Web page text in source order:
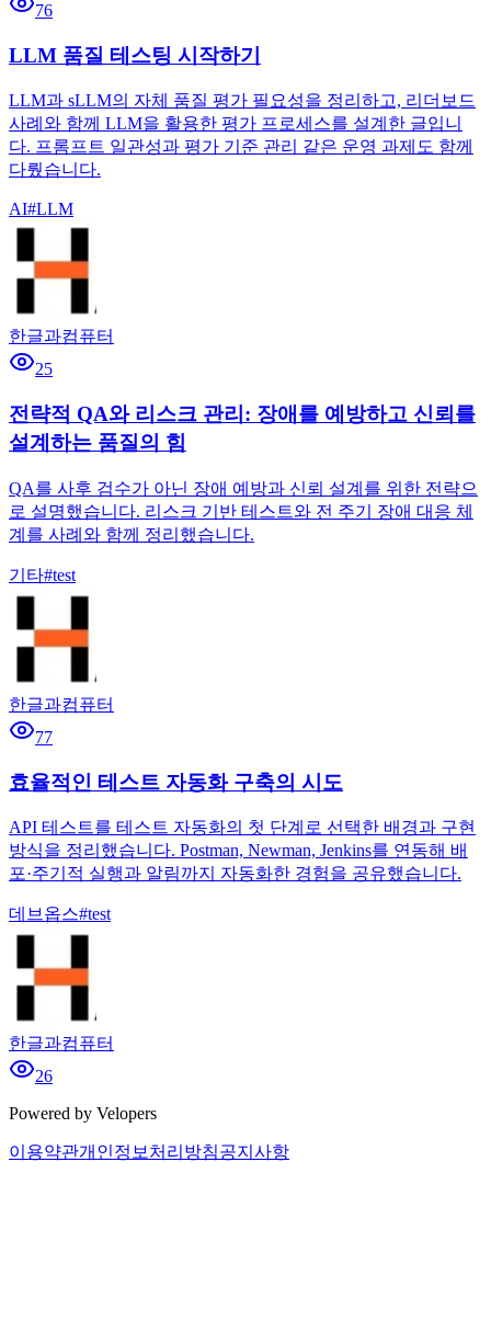
76
LLM 품질 테스팅 시작하기
LLM과 sLLM의 자체 품질 평가 필요성을 정리하고, 리더보드
사례와 함께 LLM을 활용한 평가 프로세스를 설계한 글입니
다. 프롬프트 일관성과 평가 기준 관리 같은 운영 과제도 함께
다뤘습니다.
AI#LLM
한글과컴퓨터
25
전략적 QA와 리스크 관리: 장애를 예방하고 신뢰를
설계하는 품질의 힘
QA를 사후 검수가 아닌 장애 예방과 신뢰 설계를 위한 전략으
로 설명했습니다. 리스크 기반 테스트와 전 주기 장애 대응 체
계를 사례와 함께 정리했습니다.
기타#test
한글과컴퓨터
77
효율적인 테스트 자동화 구축의 시도
API 테스트를 테스트 자동화의 첫 단계로 선택한 배경과 구현
방식을 정리했습니다. Postman, Newman, Jenkins를 연동해 배
포·주기적 실행과 알림까지 자동화한 경험을 공유했습니다.
데브옵스#test
한글과컴퓨터
26
Powered by Velopers
이용약관개인정보처리방침공지사항